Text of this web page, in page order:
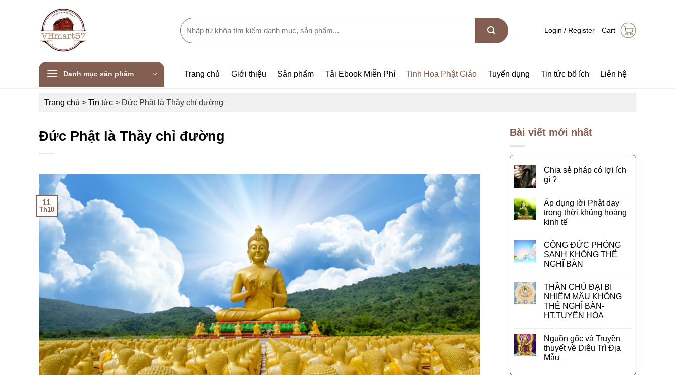
Search
for:
Login / Register Cart
Danh mục sản phẩm Trang chủ Giới thiệu Sản phẩm Tải Ebook Miễn Phí Tinh Hoa Phật Giáo Tuyển dụng Tin tức bổ ích Liên hệ
Trang chủ > Tin tức > Đức Phật là Thầy chỉ đường
Đức Phật là Thầy chỉ đường
11
Th10
Bài viết mới nhất
Chia sẻ pháp có lợi ích
gì ?
Áp dụng lời Phật dạy
trong thời khủng hoảng
kinh tế
CÔNG ĐỨC PHÓNG
SANH KHÔNG THỂ
NGHĨ BÀN
THẦN CHÚ ĐẠI BI
NHIỆM MẦU KHÔNG
THỂ NGHĨ BÀN-
HT.TUYÊN HÓA
Nguồn gốc và Truyền
thuyết về Diêu Trì Địa
Mẫu